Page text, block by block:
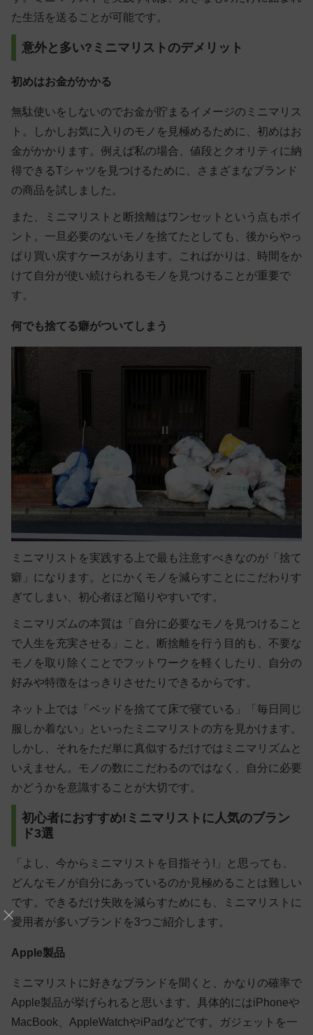
た生活を送ることが可能です。
意外と多い?ミニマリストのデメリット
初めはお金がかかる
無駄使いをしないのでお金が貯まるイメージのミニマリス
ト。しかしお気に入りのモノを見極めるために、初めはお
金がかかります。例えば私の場合、値段とクオリティに納
得できるTシャツを見つけるために、さまざまなブランド
の商品を試しました。
また、ミニマリストと断捨離はワンセットという点もポイ
ント。一旦必要のないモノを捨てたとしても、後からやっ
ぱり買い戻すケースがあります。こればかりは、時間をか
けて自分が使い続けられるモノを見つけることが重要で
す。
何でも捨てる癖がついてしまう
ミニマリストを実践する上で最も注意すべきなのが「捨て
癖」になります。とにかくモノを減らすことにこだわりす
ぎてしまい、初心者ほど陥りやすいです。
ミニマリズムの本質は「自分に必要なモノを見つけること
で人生を充実させる」こと。断捨離を行う目的も、不要な
モノを取り除くことでフットワークを軽くしたり、自分の
好みや特徴をはっきりさせたりできるからです。
ネット上では「ベッドを捨てて床で寝ている」「毎日同じ
服しか着ない」といったミニマリストの方を見かけます。
しかし、それをただ単に真似するだけではミニマリズムと
いえません。モノの数にこだわるのではなく、自分に必要
かどうかを意識することが大切です。
初心者におすすめ!ミニマリストに人気のブラン
ド3選
「よし、今からミニマリストを目指そう!」と思っても、
どんなモノが自分にあっているのか見極めることは難しい
です。できるだけ失敗を減らすためにも、ミニマリストに
愛用者が多いブランドを3つご紹介します。
Apple製品
ミニマリストに好きなブランドを聞くと、かなりの確率で
Apple製品が挙げられると思います。具体的にはiPhoneや
MacBook、AppleWatchやiPadなどです。ガジェットを一